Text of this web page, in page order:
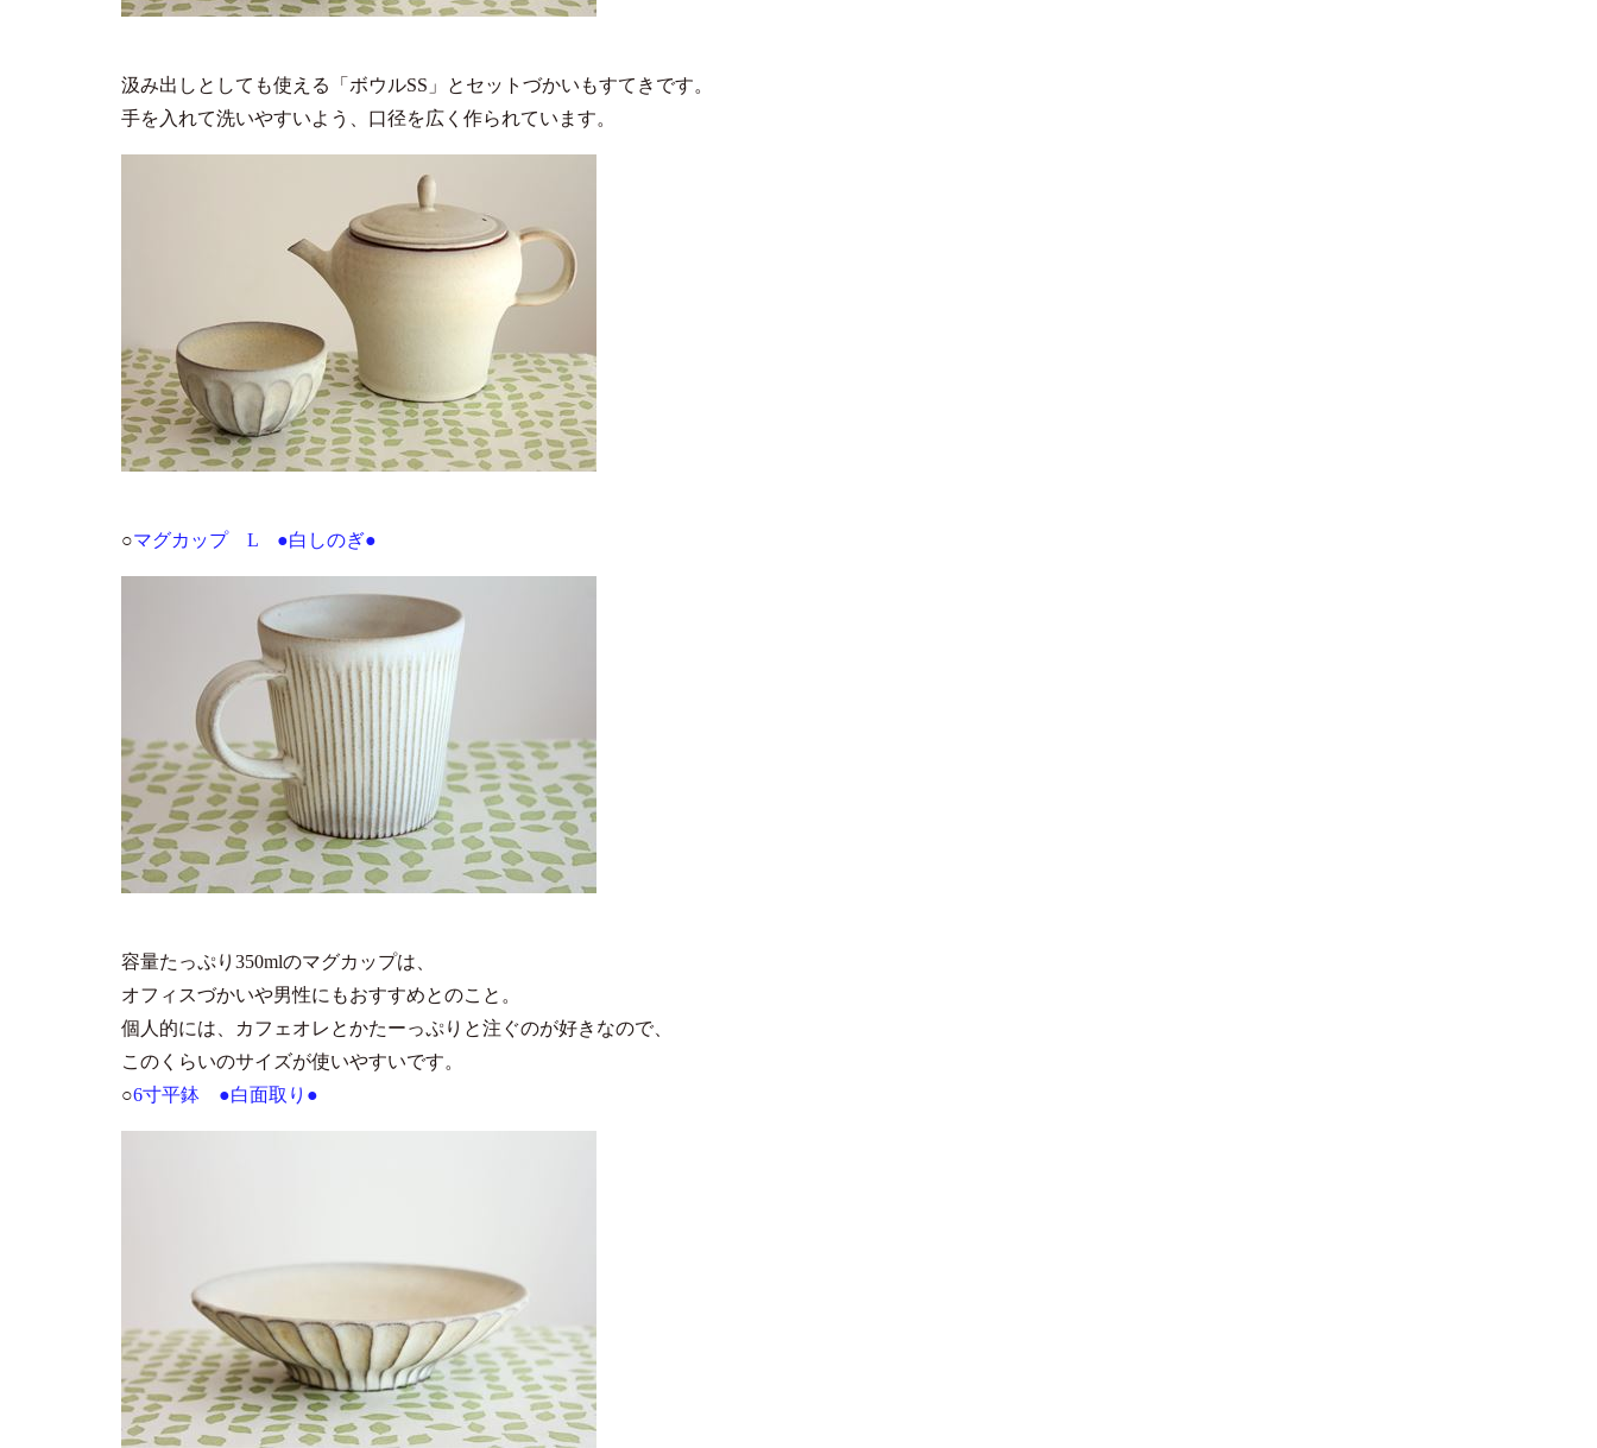
汲み出しとしても使える「ボウルSS」とセットづかいもすてきです。
手を入れて洗いやすいよう、口径を広く作られています。
○マグカップ L ●白しのぎ●
容量たっぷり350mlのマグカップは、
オフィスづかいや男性にもおすすめとのこと。
個人的には、カフェオレとかたーっぷりと注ぐのが好きなので、
このくらいのサイズが使いやすいです。
○6寸平鉢 ●白面取り●